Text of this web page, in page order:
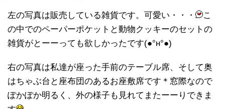
左の写真は販売している雑貨です。可愛い・・・
こ
の中でのペーパーポケットと動物クッキーのセットの
雑貨がとーーっても欲しかったです(●°н°●)
右の写真は私達が座った手前のテーブル席、そして奥
はちゃぶ台と座布団のあるお座敷席です＊窓際なので
ぽかぽか明るく、外の様子も見れてまたーーりできま